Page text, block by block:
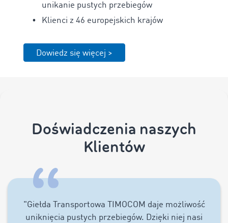
unikanie pustych przebiegów
Klienci z 46 europejskich krajów
Dowiedz się więcej >
Doświadczenia naszych
Klientów
"Giełda Transportowa TIMOCOM daje możliwość
uniknięcia pustych przebiegów. Dzięki niej nasi